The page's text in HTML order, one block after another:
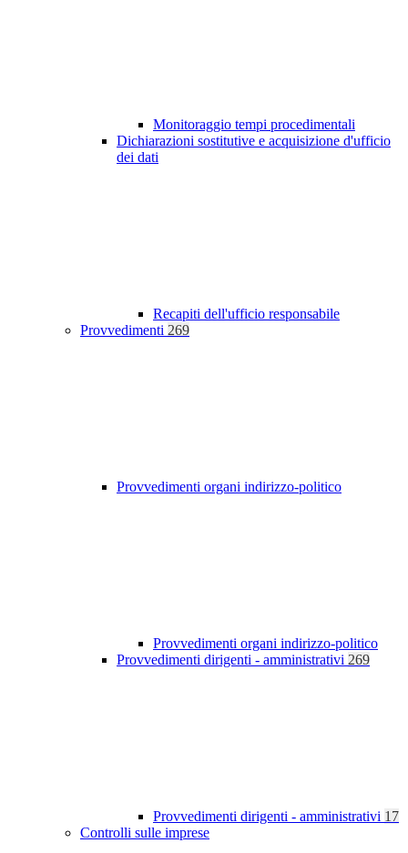
Monitoraggio tempi procedimentali
Dichiarazioni sostitutive e acquisizione d'ufficio
dei dati
Recapiti dell'ufficio responsabile
Provvedimenti 269
Provvedimenti organi indirizzo-politico
Provvedimenti organi indirizzo-politico
Provvedimenti dirigenti - amministrativi 269
Provvedimenti dirigenti - amministrativi 17
Controlli sulle imprese